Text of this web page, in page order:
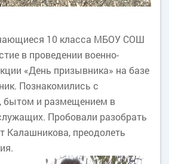
10 класса МБОУ СОШ
в проведении военно-
«День призывника» на базе
Познакомились с
бытом и размещением в
Пробовали разобрать
Калашникова, преодолеть